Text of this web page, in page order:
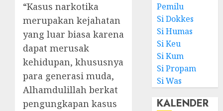
“Kasus narkotika
merupakan kejahatan
yang luar biasa karena
dapat merusak
kehidupan, khususnya
para generasi muda,
Alhamdulillah berkat
pengungkapan kasus
Pemilu
Si Dokkes
Si Humas
Si Keu
Si Kum
Si Propam
Si Was
KALENDER